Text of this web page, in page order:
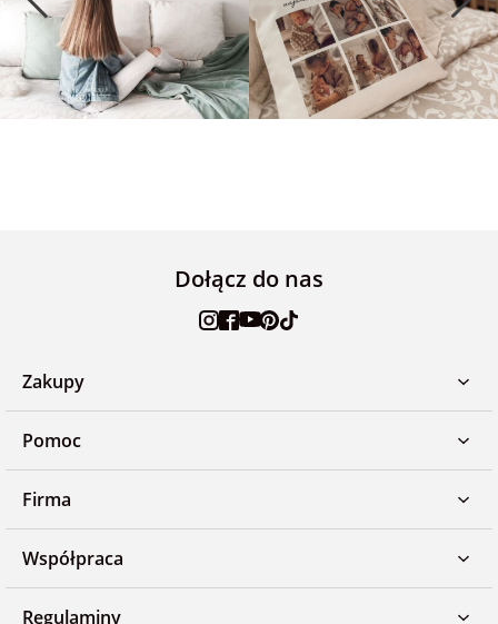
Dołącz do nas
Zakupy
Pomoc
Firma
Współpraca
Regulaminy